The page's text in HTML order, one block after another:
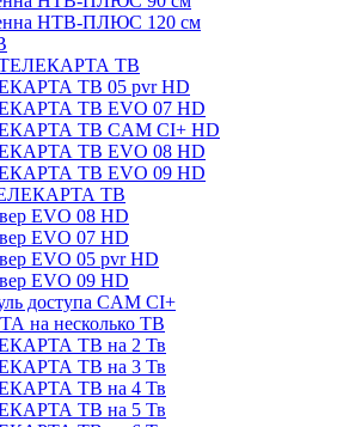
НТВ-ПЛЮС 120 см
ТЕЛЕКАРТА ТВ
ТВ 05 pvr HD
ТВ EVO 07 HD
ТВ CAM CI+ HD
ТВ EVO 08 HD
ТВ EVO 09 HD
ТВ
EVO 08 HD
EVO 07 HD
EVO 05 pvr HD
EVO 09 HD
доступа CAM CI+
на несколько ТВ
ТВ на 2 Тв
ТВ на 3 Тв
ТВ на 4 Тв
ТВ на 5 Тв